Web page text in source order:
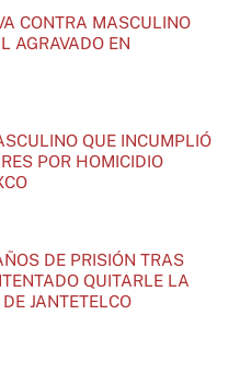
CONTRA MASCULINO
AGRAVADO EN
QUE INCUMPLIÓ
POR HOMICIDIO
DE PRISIÓN TRAS
QUITARLE LA
JANTETELCO